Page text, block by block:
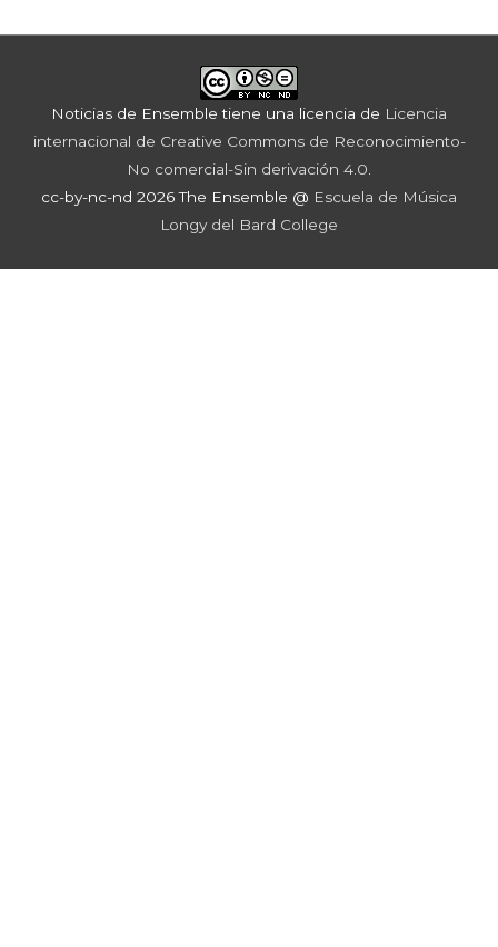
Noticias de Ensemble tiene una licencia de Licencia
internacional de Creative Commons de Reconocimiento-
No comercial-Sin derivación 4.0
cc-by-nc-nd 2026 The Ensemble @ Escuela de Música
Longy del Bard College